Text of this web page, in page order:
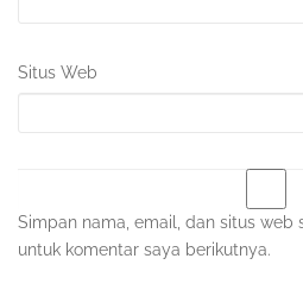
Situs Web
Simpan nama, email, dan situs web
untuk komentar saya berikutnya.